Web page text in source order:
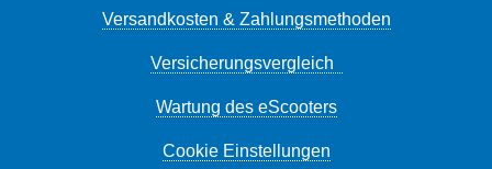
Versandkosten & Zahlungsmethoden
Versicherungsvergleich
Wartung des eScooters
Cookie Einstellungen